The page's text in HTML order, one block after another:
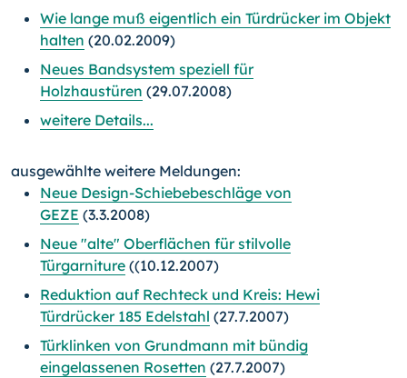
Wie lange muß eigentlich ein Türdrücker im Objekt
halten (20.02.2009)
Neues Bandsystem speziell für
Holzhaustüren (29.07.2008)
weitere Details...
ausgewählte weitere Meldungen:
Neue Design-Schiebebeschläge von
GEZE (3.3.2008)
Neue "alte" Oberflächen für stilvolle
Türgarniture ((10.12.2007)
Reduktion auf Rechteck und Kreis: Hewi
Türdrücker 185 Edelstahl (27.7.2007)
Türklinken von Grundmann mit bündig
eingelassenen Rosetten (27.7.2007)